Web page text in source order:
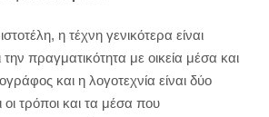
η τέχνη γενικότερα είναι
την πραγματικότητα με οικεία μέσα και
και η λογοτεχνία είναι δύο
οι τρόποι και τα μέσα που